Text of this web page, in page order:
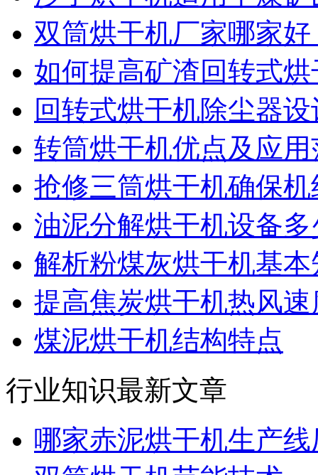
双筒烘干机厂家哪家好
如何提高矿渣回转式
回转式烘干机除尘器
转筒烘干机优点及应用
抢修三筒烘干机确保
油泥分解烘干机设备
解析粉煤灰烘干机基本
提高焦炭烘干机热风
煤泥烘干机结构特点
行业知识最新文章
哪家赤泥烘干机生产